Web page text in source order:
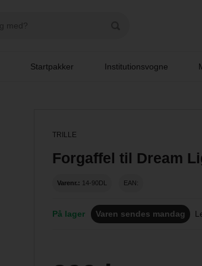
Startpakker Institutionsvogne
TRILLE
Forgaffel til Dream
Varenr.: 14-90DL EAN:
På lager Varen sendes mandag